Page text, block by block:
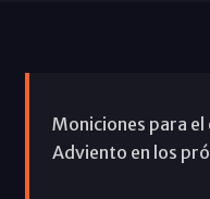
Moniciones para el
Adviento en los